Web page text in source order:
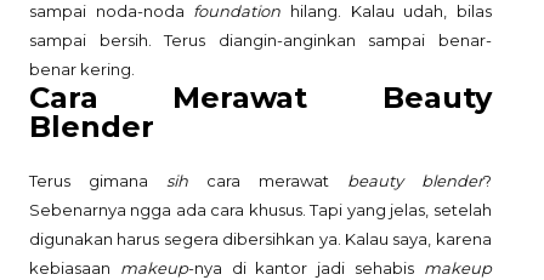
sampai noda-noda foundation hilang. Kalau udah, bilas
sampai bersih. Terus diangin-anginkan sampai benar-
benar kering.
Cara Merawat Beauty
Blender
Terus gimana sih cara merawat beauty blender?
Sebenarnya ngga ada cara khusus. Tapi yang jelas, setelah
digunakan harus segera dibersihkan ya. Kalau saya, karena
kebiasaan makeup-nya di kantor jadi sehabis makeup